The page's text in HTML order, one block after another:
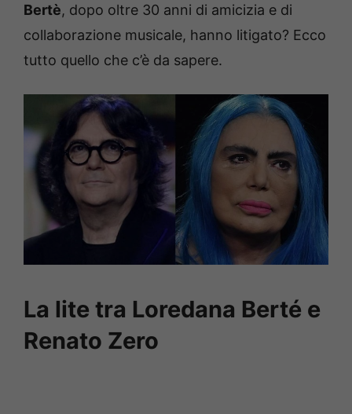
Bertè, dopo oltre 30 anni di amicizia e di
collaborazione musicale, hanno litigato? Ecco
tutto quello che c’è da sapere.
La lite tra Loredana Berté e
Renato Zero